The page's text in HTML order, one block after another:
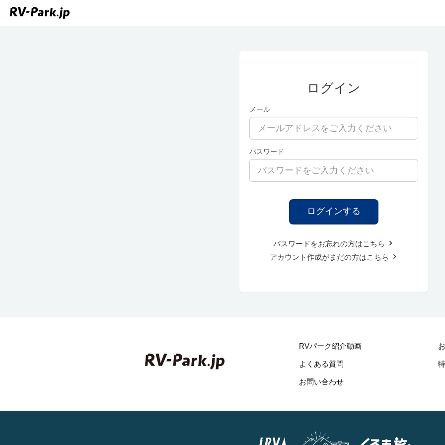
ログイン
メール
パスワード
パスワードをお忘れの方はこちら
アカウント作成がまだの方はこちら
RVパーク紹介動画
よくある質問
お問い合わせ